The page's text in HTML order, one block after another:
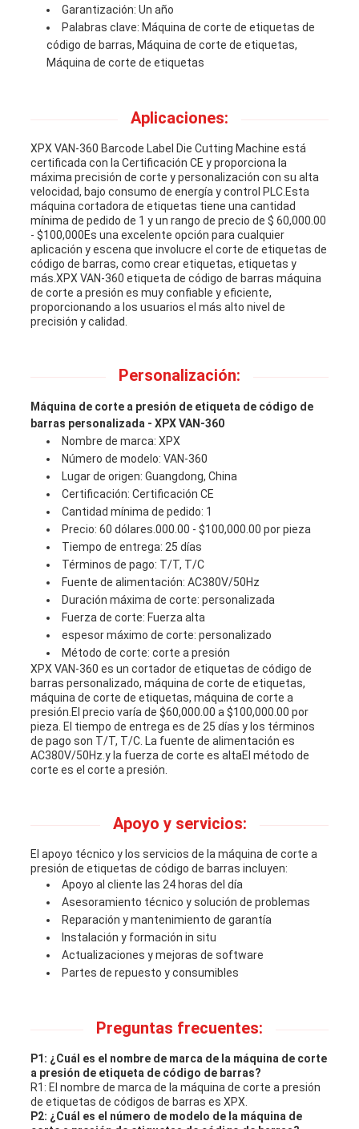
Garantización: Un año
Palabras clave: Máquina de corte de etiquetas de
código de barras, Máquina de corte de etiquetas,
Máquina de corte de etiquetas
Aplicaciones:
XPX VAN-360 Barcode Label Die Cutting Machine está
certificada con la Certificación CE y proporciona la
máxima precisión de corte y personalización con su alta
velocidad, bajo consumo de energía y control PLC.Esta
máquina cortadora de etiquetas tiene una cantidad
mínima de pedido de 1 y un rango de precio de $ 60,000.00
- $100,000Es una excelente opción para cualquier
aplicación y escena que involucre el corte de etiquetas de
código de barras, como crear etiquetas, etiquetas y
más.XPX VAN-360 etiqueta de código de barras máquina
de corte a presión es muy confiable y eficiente,
proporcionando a los usuarios el más alto nivel de
precisión y calidad.
Personalización:
Máquina de corte a presión de etiqueta de código de
barras personalizada - XPX VAN-360
Nombre de marca: XPX
Número de modelo: VAN-360
Lugar de origen: Guangdong, China
Certificación: Certificación CE
Cantidad mínima de pedido: 1
Precio: 60 dólares.000.00 - $100,000.00 por pieza
Tiempo de entrega: 25 días
Términos de pago: T/T, T/C
Fuente de alimentación: AC380V/50Hz
Duración máxima de corte: personalizada
Fuerza de corte: Fuerza alta
espesor máximo de corte: personalizado
Método de corte: corte a presión
XPX VAN-360 es un cortador de etiquetas de código de
barras personalizado, máquina de corte de etiquetas,
máquina de corte de etiquetas, máquina de corte a
presión.El precio varía de $60,000.00 a $100,000.00 por
pieza. El tiempo de entrega es de 25 días y los términos
de pago son T/T, T/C. La fuente de alimentación es
AC380V/50Hz.y la fuerza de corte es altaEl método de
corte es el corte a presión.
Apoyo y servicios:
El apoyo técnico y los servicios de la máquina de corte a
presión de etiquetas de código de barras incluyen:
Apoyo al cliente las 24 horas del día
Asesoramiento técnico y solución de problemas
Reparación y mantenimiento de garantía
Instalación y formación in situ
Actualizaciones y mejoras de software
Partes de repuesto y consumibles
Preguntas frecuentes:
P1: ¿Cuál es el nombre de marca de la máquina de corte
a presión de etiqueta de código de barras?
R1: El nombre de marca de la máquina de corte a presión
de etiquetas de códigos de barras es XPX.
P2: ¿Cuál es el número de modelo de la máquina de